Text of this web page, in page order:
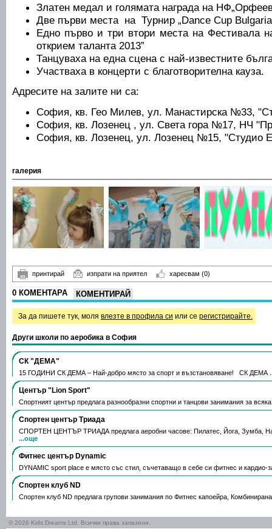
Златен медал и голямата награда на
Две първи места на Турнир „Dance Cup Bulgaria
Едно първо и три втори места на Фестивала
открием таланта 2013”
Танцуваха на една сцена с най-известните
Участваха в концерти с благотворителна кауза.
Адресите на залите ни са:
София, кв. Гео Милев, ул. Манастирска №33,
София, кв. Лозенец , ул. Света гора №17, НЧ
София, кв. Лозенец, ул. Лозенец №15, "Студио
галерия
принтирай изпрати на приятел харесвам (0)
0 КОМЕНТАРА КОМЕНТИРАЙ
За да пишете тук, моля влезте в профила си или се регистрирайте.
Други школи по аеробика в София
СК "ДЕМА"
15 ГОДИНИ СК ДЕМА – Най-добро място за спорт и възстановяване! СК ДЕМА
Център "Lion Sport"
Спортният център предлага разнообразни спортни и танцови занимания за
Спортен център Триада
СПОРТЕН ЦЕНТЪР ТРИАДА предлага аеробни часове: Пилатес, Йога, Зумба,
...още
Фитнес център Dynamic
DYNAMIC sport place е място със стил, съчетаващо в себе си фитнес и кардио-
Спортен клуб ND
Спортен клуб ND предлага групови занимания по Фитнес капоейра,
© 2026 Kids Dreams Ltd. Всички права запазени.